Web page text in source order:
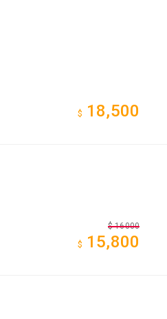
$ 18,500
$ 16000
$ 15,800